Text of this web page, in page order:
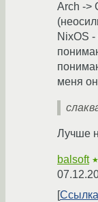
Arch ->
NixOS
меня
Лучше
balsoft
Ссылка